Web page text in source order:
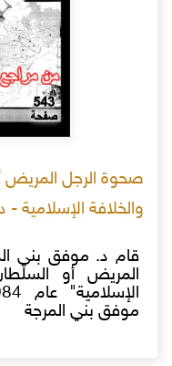
صحوة الرجل المريض
والخلافة الإسلامية - د.
قام د. موفق بني
المريض أو
موفق بني المرجة